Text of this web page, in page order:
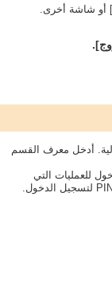
أو شاشة أخرى.
أدخل معرف القسم
للعمليات التي